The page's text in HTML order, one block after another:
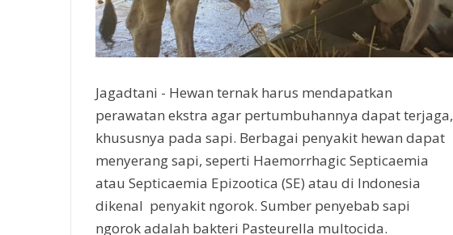
Jagadtani - Hewan ternak harus mendapatkan
perawatan ekstra agar pertumbuhannya dapat terjaga,
khususnya pada sapi. Berbagai penyakit hewan dapat
menyerang sapi, seperti Haemorrhagic Septicaemia
atau Septicaemia Epizootica (SE) atau di Indonesia
dikenal penyakit ngorok. Sumber penyebab sapi
ngorok adalah bakteri Pasteurella multocida.